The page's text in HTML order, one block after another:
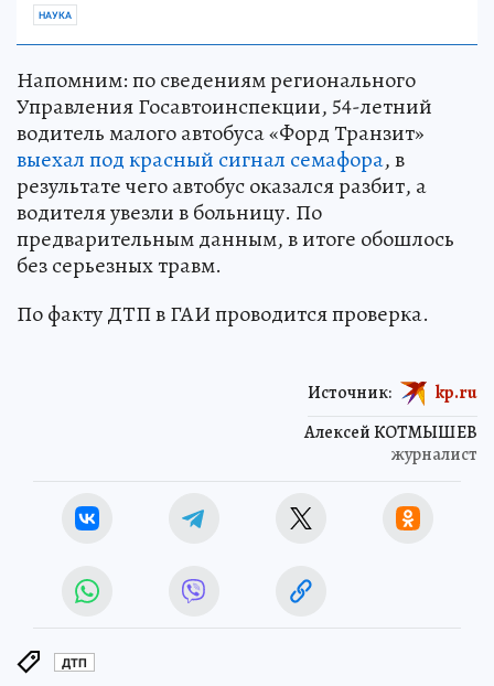
НАУКА
Напомним: по сведениям регионального
Управления Госавтоинспекции, 54-летний
водитель малого автобуса «Форд Транзит»
выехал под красный сигнал семафора, в
результате чего автобус оказался разбит, а
водителя увезли в больницу. По
предварительным данным, в итоге обошлось
без серьезных травм.
По факту ДТП в ГАИ проводится проверка.
Алексей КОТМЫШЕВ
журналист
Источник: kp.ru
ДТП